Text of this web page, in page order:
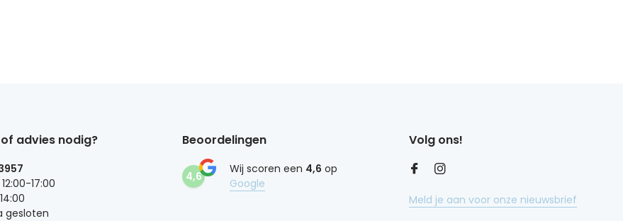
advies nodig?
17:00
gesloten
Beoordelingen
4,6
Wij scoren een 4,6 op
Google
Volg ons!
Meld je aan voor onze nieuwsbrief